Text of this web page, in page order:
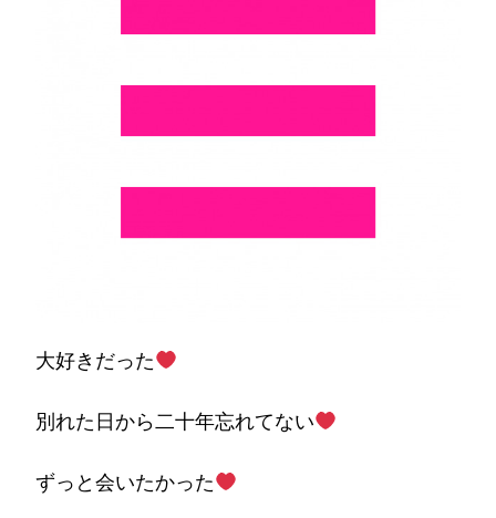
大好きだった
別れた日から二十年忘れてない
ずっと会いたかった